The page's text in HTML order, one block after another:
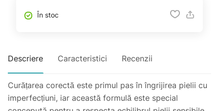
În stoc
Descriere Caracteristici Recenzii
Curățarea corectă este primul pas în îngrijirea pielii cu
imperfecțiuni, iar această formulă este special